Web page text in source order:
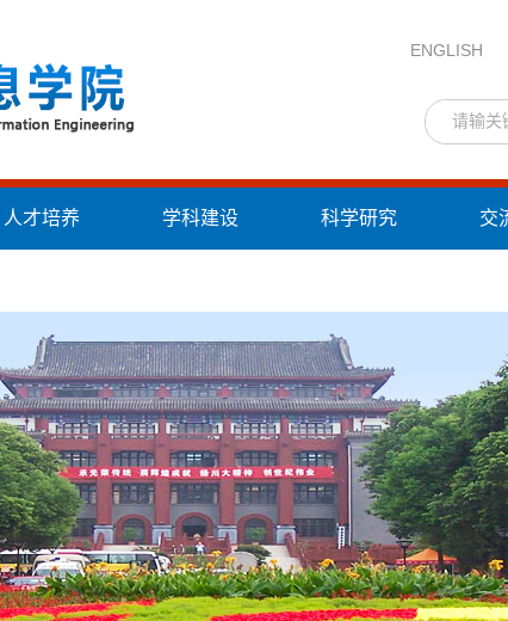
ENGLISH
人才培养 学科建设 科学研究 交